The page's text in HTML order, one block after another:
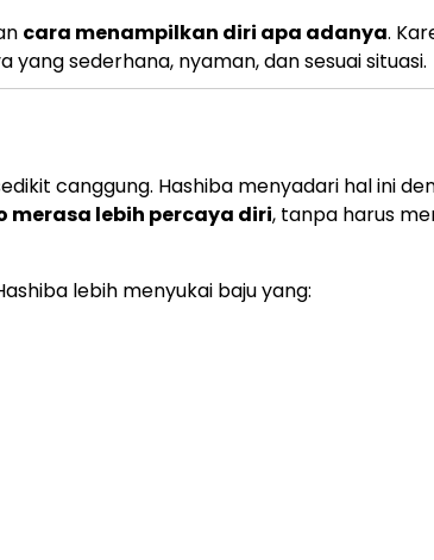
cara menampilkan diri apa adanya.
sederhana, nyaman, dan sesuai situasi.
canggung. Hashiba menyadari hal ini
merasa lebih percaya diri, tanpa harus
lebih menyukai baju yang: